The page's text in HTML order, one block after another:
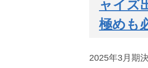
ャイズ
極めも
2025年3月期